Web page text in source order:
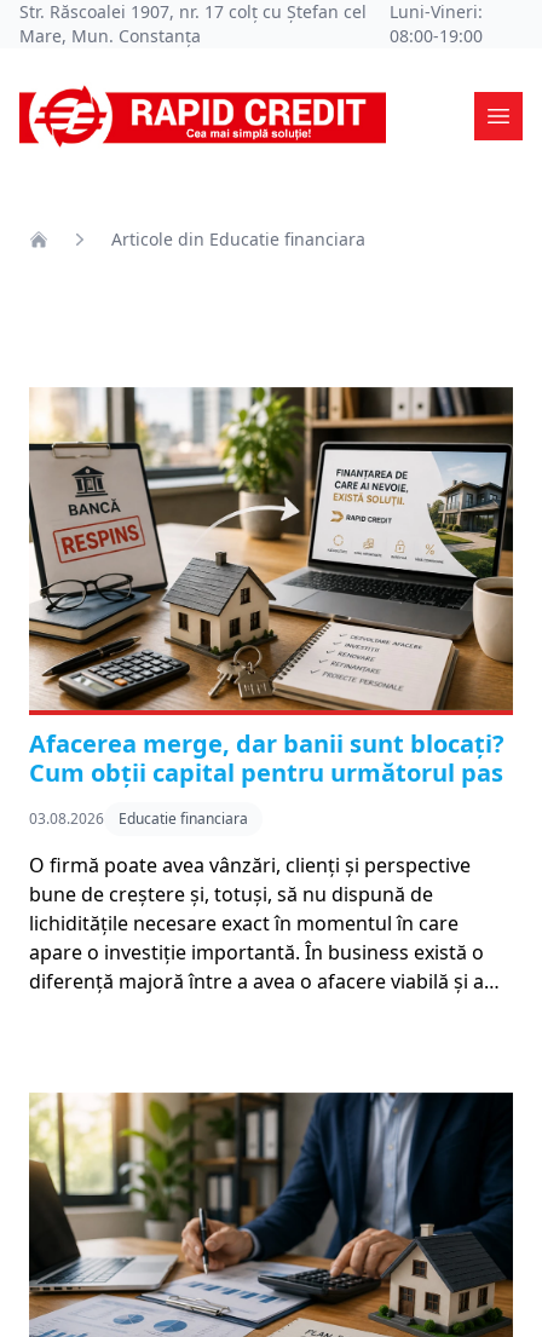
Str. Răscoalei 1907, nr. 17 colț cu Ștefan cel
Mare, Mun. Constanța
Luni-Vineri:
08:00-19:00
Articole din Educatie financiara
Afacerea merge, dar banii sunt blocați?
Cum obții capital pentru următorul pas
03.08.2026 Educatie financiara
O firmă poate avea vânzări, clienți și perspective
bune de creștere și, totuși, să nu dispună de
lichiditățile necesare exact în momentul în care
apare o investiție importantă. În business există o
diferență majoră între a avea o afacere viabilă și a…